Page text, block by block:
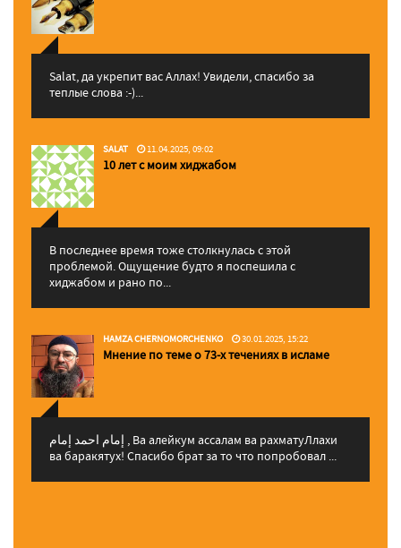
Salat, да укрепит вас Аллаx! Увидели, спасибо за
теплые слова :-)...
SALAT 11.04.2025, 09:02
10 лет с моим хиджабом
В последнее время тоже столкнулась с этой
проблемой. Ощущение будто я поспешила с
хиджабом и рано по...
HAMZA CHERNOMORCHENKO 30.01.2025, 15:22
Мнение по теме о 73-х течениях в исламе
إمام احمد إمام , Ва алейкум ассалам ва рахматуЛлахи
ва баракятух! Спасибо брат за то что попробовал ...